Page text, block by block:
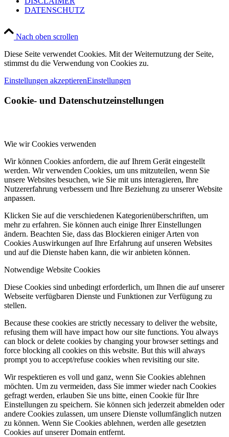
DATENSCHUTZ
Nach oben scrollen
Diese Seite verwendet Cookies. Mit der Weiternutzung der Seite,
stimmst du die Verwendung von Cookies zu.
Einstellungen akzeptierenEinstellungen
Cookie- und Datenschutzeinstellungen
Wie wir Cookies verwenden
Wir können Cookies anfordern, die auf Ihrem Gerät eingestellt
werden. Wir verwenden Cookies, um uns mitzuteilen, wenn Sie
unsere Websites besuchen, wie Sie mit uns interagieren, Ihre
Nutzererfahrung verbessern und Ihre Beziehung zu unserer Website
anpassen.
Klicken Sie auf die verschiedenen Kategorienüberschriften, um
mehr zu erfahren. Sie können auch einige Ihrer Einstellungen
ändern. Beachten Sie, dass das Blockieren einiger Arten von
Cookies Auswirkungen auf Ihre Erfahrung auf unseren Websites
und auf die Dienste haben kann, die wir anbieten können.
Notwendige Website Cookies
Diese Cookies sind unbedingt erforderlich, um Ihnen die auf unserer
Webseite verfügbaren Dienste und Funktionen zur Verfügung zu
stellen.
Because these cookies are strictly necessary to deliver the website,
refusing them will have impact how our site functions. You always
can block or delete cookies by changing your browser settings and
force blocking all cookies on this website. But this will always
prompt you to accept/refuse cookies when revisiting our site.
Wir respektieren es voll und ganz, wenn Sie Cookies ablehnen
möchten. Um zu vermeiden, dass Sie immer wieder nach Cookies
gefragt werden, erlauben Sie uns bitte, einen Cookie für Ihre
Einstellungen zu speichern. Sie können sich jederzeit abmelden oder
andere Cookies zulassen, um unsere Dienste vollumfänglich nutzen
zu können. Wenn Sie Cookies ablehnen, werden alle gesetzten
Cookies auf unserer Domain entfernt.